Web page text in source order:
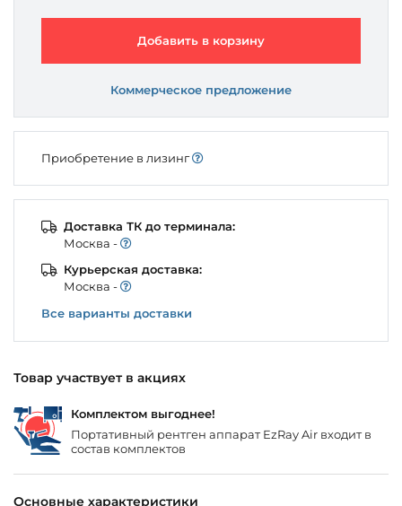
Товар участвует в акциях
Комплектом выгоднее!
Портативный рентген аппарат EzRay Air входит в
состав комплектов
Основные характеристики
Добавить в корзину
Коммерческое предложение
Приобретение в лизинг
Доставка ТК до терминала:
Моcква -
Курьерская доставка:
Моcква -
Все варианты доставки